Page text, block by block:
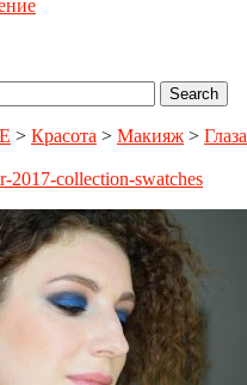
> Красота > Макияж > Глаза
2017-collection-swatches